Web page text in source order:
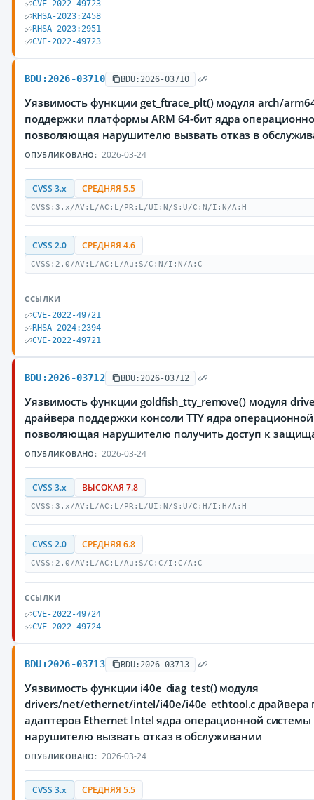
CVE-2022-49723
RHSA-2023:2458
RHSA-2023:2951
CVE-2022-49723
BDU:2026-03710 BDU:2026-03710
Уязвимость функции get_ftrace_plt() модуля arch/
поддержки платформы ARM 64-бит ядра
позволяющая нарушителю вызвать отказ в
ОПУБЛИКОВАНО: 2026-03-24
CVSS 3.x СРЕДНЯЯ 5.5
CVSS:3.x/AV:L/AC:L/PR:L/UI:N/S:U/C:N/I:N/A:H
CVSS 2.0 СРЕДНЯЯ 4.6
CVSS:2.0/AV:L/AC:L/Au:S/C:N/I:N/A:C
ССЫЛКИ
CVE-2022-49721
RHSA-2024:2394
CVE-2022-49721
BDU:2026-03712 BDU:2026-03712
Уязвимость функции goldfish_tty_remove() модуля
драйвера поддержки консоли TTY ядра
позволяющая нарушителю получить доступ к
ОПУБЛИКОВАНО: 2026-03-24
CVSS 3.x ВЫСОКАЯ 7.8
CVSS:3.x/AV:L/AC:L/PR:L/UI:N/S:U/C:H/I:H/A:H
CVSS 2.0 СРЕДНЯЯ 6.8
CVSS:2.0/AV:L/AC:L/Au:S/C:C/I:C/A:C
ССЫЛКИ
CVE-2022-49724
CVE-2022-49724
BDU:2026-03713 BDU:2026-03713
Уязвимость функции i40e_diag_test() модуля
drivers/net/ethernet/intel/i40e/i40e_ethtool.c драйвера
адаптеров Ethernet Intel ядра операционной
нарушителю вызвать отказ в обслуживании
ОПУБЛИКОВАНО: 2026-03-24
CVSS 3.x СРЕДНЯЯ 5.5